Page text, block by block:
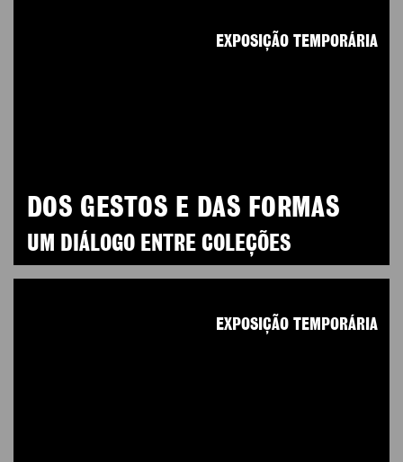
DOS GESTOS E DAS FORMAS
UM DIÁLOGO ENTRE COLEÇÕES
EXPOSIÇÃO TEMPORÁRIA
EXPOSIÇÃO TEMPORÁRIA